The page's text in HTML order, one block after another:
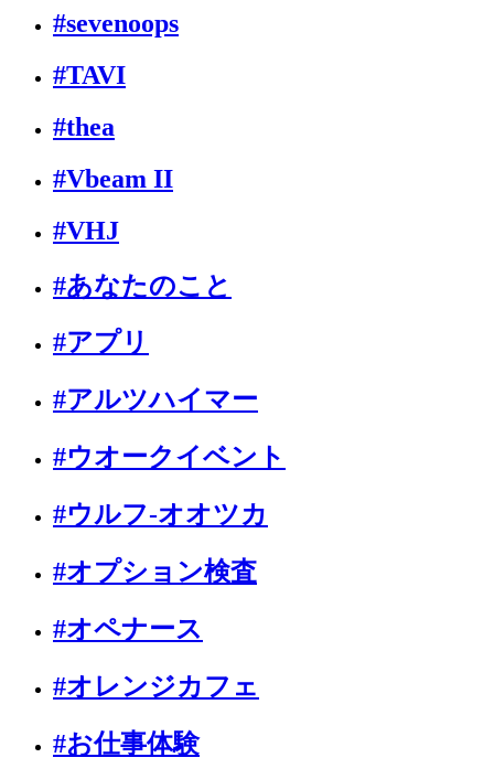
#sevenoops
#TAVI
#thea
#Vbeam II
#VHJ
#あなたのこと
#アプリ
#アルツハイマー
#ウオークイベント
#ウルフ-オオツカ
#オプション検査
#オペナース
#オレンジカフェ
#お仕事体験